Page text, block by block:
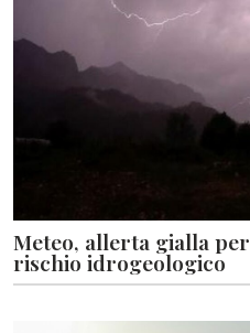
Meteo, allerta gialla
rischio idrogeologico